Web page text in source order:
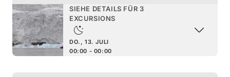
SIEHE DETAILS FÜR 3
EXCURSIONS
DO., 13. JULI
00:00 - 00:00